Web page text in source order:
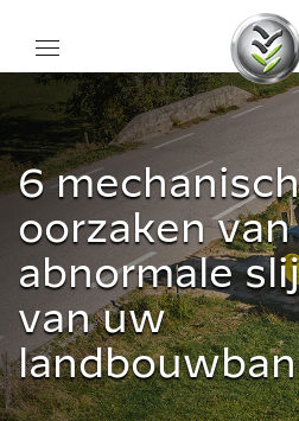
6
oorzaken van
abnormale
van uw